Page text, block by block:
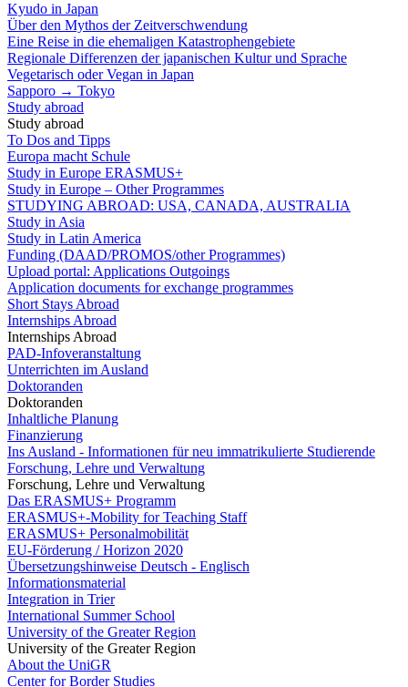
Kyudo in Japan
Über den Mythos der Zeitverschwendung
Eine Reise in die ehemaligen Katastrophengebiete
Regionale Differenzen der japanischen Kultur und Sprache
Vegetarisch oder Vegan in Japan
Sapporo → Tokyo
Study abroad
Study abroad
To Dos and Tipps
Europa macht Schule
Study in Europe ERASMUS+
Study in Europe – Other Programmes
STUDYING ABROAD: USA, CANADA, AUSTRALIA
Study in Asia
Study in Latin America
Funding (DAAD/PROMOS/other Programmes)
Upload portal: Applications Outgoings
Application documents for exchange programmes
Short Stays Abroad
Internships Abroad
Internships Abroad
PAD-Infoveranstaltung
Unterrichten im Ausland
Doktoranden
Doktoranden
Inhaltliche Planung
Finanzierung
Ins Ausland - Informationen für neu immatrikulierte Studierende
Forschung, Lehre und Verwaltung
Forschung, Lehre und Verwaltung
Das ERASMUS+ Programm
ERASMUS+-Mobility for Teaching Staff
ERASMUS+ Personalmobilität
EU-Förderung / Horizon 2020
Übersetzungshinweise Deutsch - Englisch
Informationsmaterial
Integration in Trier
International Summer School
University of the Greater Region
University of the Greater Region
About the UniGR
Center for Border Studies